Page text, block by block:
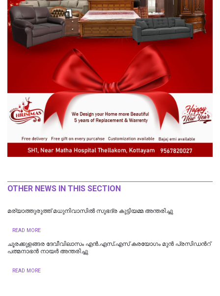
OTHER NEWS IN THIS SECTION
മര്യാത്തുരുത്ത് മധുനിവാസിൽ സുഭദ്ര കുട്ടിയമ്മ അന്തരിച്ചു
READ MORE
ചൂരക്കുളങ്ങര ദേവീവിലാസം എൻ.എസ്.എസ് കരയോഗം മുന്‍ പ്രസിഡന്‍റ്
പത്മനാഭൻ നായർ അന്തരിച്ചു
READ MORE